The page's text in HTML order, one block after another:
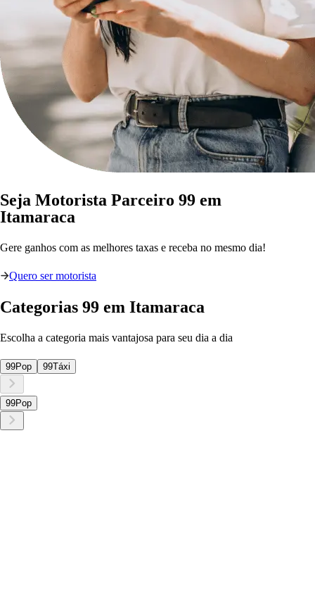
Seja Motorista Parceiro 99 em
Itamaraca
Gere ganhos com as melhores taxas e receba no mesmo dia!
Quero ser motorista
Categorias 99 em Itamaraca
Escolha a categoria mais vantajosa para seu dia a dia
99Pop 99Táxi
99Pop